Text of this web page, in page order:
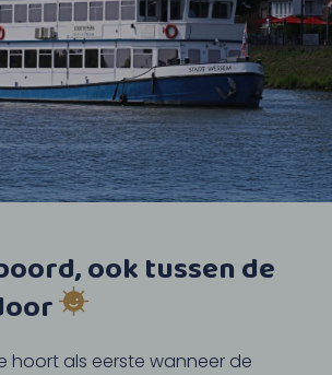
ook tussen de
hoort als eerste wanneer de